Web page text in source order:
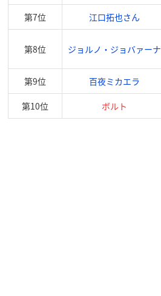
第7位 江口拓也さん
第8位 ジョルノ・ジョバァーナ
第9位 百夜ミカエラ
第10位 ボルト